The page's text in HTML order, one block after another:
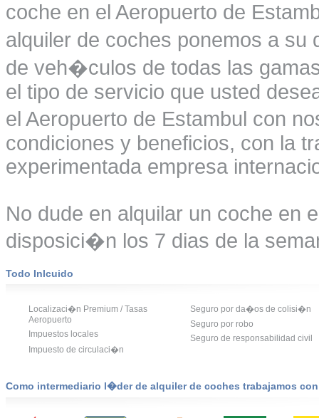
coche en el Aeropuerto de
alquiler de coches ponemos a
de veh�culos de todas las
el tipo de servicio que usted
el Aeropuerto de Estambul con
condiciones y beneficios, con la
experimentada empresa
No dude en alquilar un coche en
disposici�n los 7 dias de la
Todo Inlcuido
Localizaci�n Premium / Tasas
Aeropuerto
Impuestos locales
Impuesto de circulaci�n
Seguro por da�os de colisi�n
Seguro por robo
Seguro de responsabilidad civil
Como intermediario l�der de alquiler de coches trabajamos